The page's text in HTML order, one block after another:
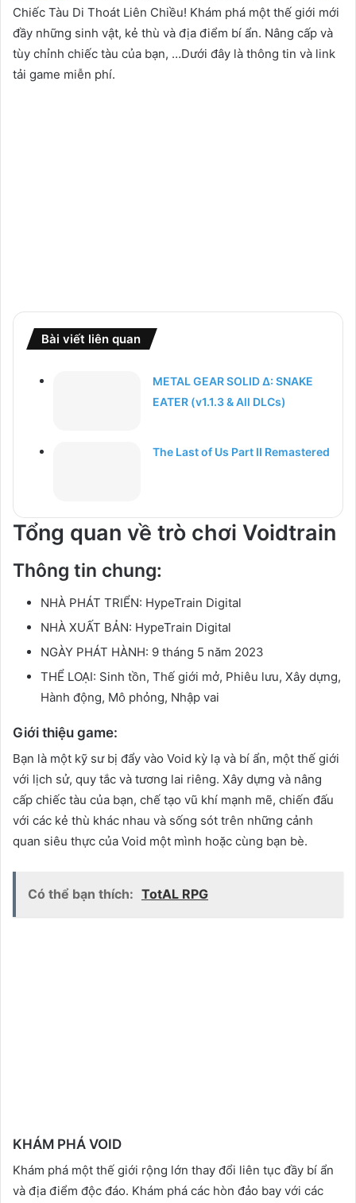
Chiếc Tàu Di Thoát Liên Chiều! Khám phá một thế giới mới
đầy những sinh vật, kẻ thù và địa điểm bí ẩn. Nâng cấp và
tùy chỉnh chiếc tàu của bạn, …Dưới đây là thông tin và link
tải game miễn phí.
Bài viết liên quan
METAL GEAR SOLID Δ: SNAKE
EATER (v1.1.3 & All DLCs)
The Last of Us Part II Remastered
Tổng quan về trò chơi Voidtrain
Thông tin chung:
NHÀ PHÁT TRIỂN: HypeTrain Digital
NHÀ XUẤT BẢN: HypeTrain Digital
NGÀY PHÁT HÀNH: 9 tháng 5 năm 2023
THỂ LOẠI: Sinh tồn, Thế giới mở, Phiêu lưu, Xây dựng,
Hành động, Mô phỏng, Nhập vai
Giới thiệu game:
Bạn là một kỹ sư bị đẩy vào Void kỳ lạ và bí ẩn, một thế giới
với lịch sử, quy tắc và tương lai riêng. Xây dựng và nâng
cấp chiếc tàu của bạn, chế tạo vũ khí mạnh mẽ, chiến đấu
với các kẻ thù khác nhau và sống sót trên những cảnh
quan siêu thực của Void một mình hoặc cùng bạn bè.
Có thể bạn thích: TotAL RPG
KHÁM PHÁ VOID
Khám phá một thế giới rộng lớn thay đổi liên tục đầy bí ẩn
và địa điểm độc đáo. Khám phá các hòn đảo bay với các